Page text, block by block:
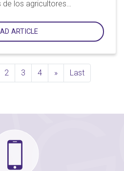
los agricultores…
ARTICLE
2 3 4 »NextLast